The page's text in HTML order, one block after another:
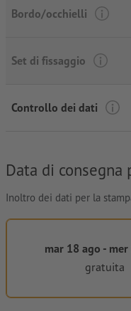
Bordo/occhielli
Set di fissaggio
Controllo dei dati
Data di consegna
Inoltro dei dati per la
mar 18 ago -
gratuita